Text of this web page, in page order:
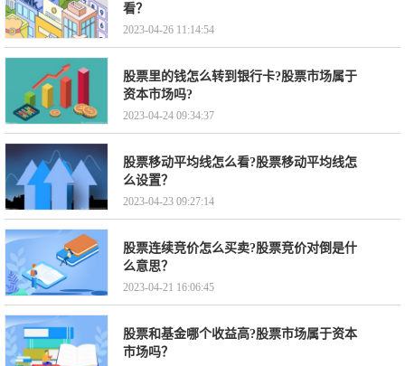
看？
2023-04-26 11:14:54
股票里的钱怎么转到银行卡?股票市场属于
资本市场吗?
2023-04-24 09:34:37
股票移动平均线怎么看?股票移动平均线怎
么设置？
2023-04-23 09:27:14
股票连续竞价怎么买卖?股票竞价对倒是什
么意思？
2023-04-21 16:06:45
股票和基金哪个收益高?股票市场属于资本
市场吗？